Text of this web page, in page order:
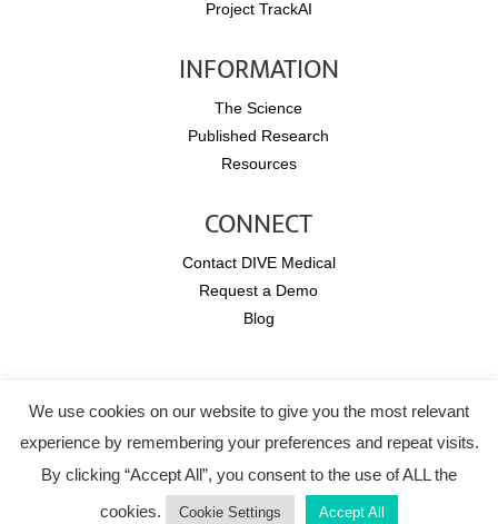
Project TrackAI
INFORMATION
The Science
Published Research
Resources
CONNECT
Contact DIVE Medical
Request a Demo
Blog
All rights reserved.
Legal Notice-Terms and Conditions
We use cookies on our website to give you the most relevant
experience by remembering your preferences and repeat visits.
By clicking “Accept All”, you consent to the use of ALL the
cookies.
Cookie Settings Accept All